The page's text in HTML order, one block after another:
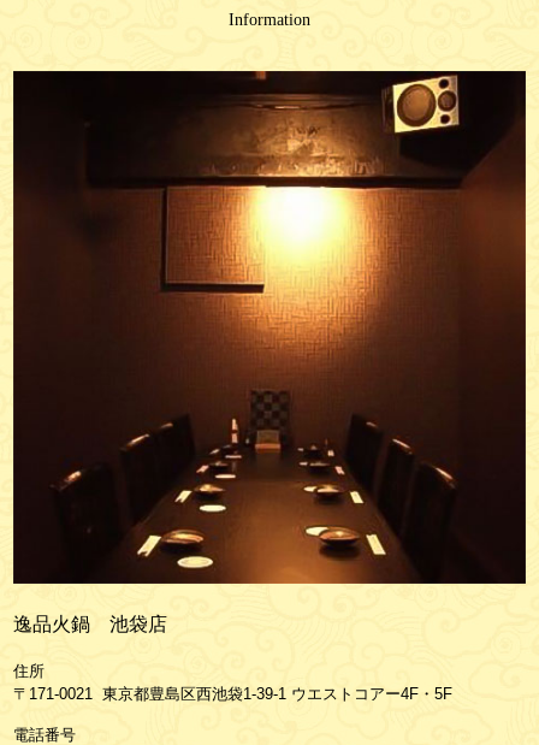
Information
逸品火鍋 池袋店
住所
〒171-0021 東京都豊島区西池袋1-39-1 ウエストコアー4F・5F
電話番号